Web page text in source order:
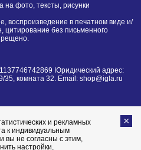
на фото, тексты, рисунки
воспроизведение в печатном виде и/
без письменного
Юридический адрес:
35, комната 32. Email: shop@igla.ru
и рекламных
к индивидуальным
вы не согласны с этим,
настройки,